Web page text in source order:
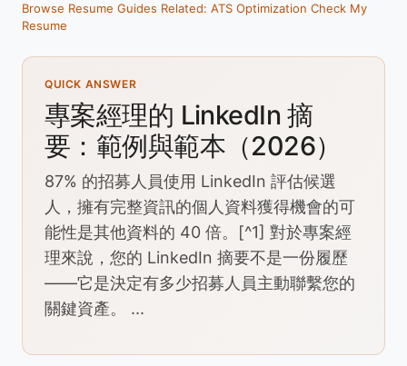
Browse Resume Guides Related: ATS Optimization Check My
Resume
QUICK ANSWER
專案經理的 LinkedIn 摘
要：範例與範本（2026）
87% 的招募人員使用 LinkedIn 評估候選
人，擁有完整資訊的個人資料獲得機會的可
能性是其他資料的 40 倍。[^1] 對於專案經
理來說，您的 LinkedIn 摘要不是一份履歷
——它是決定有多少招募人員主動聯繫您的
關鍵資產。 ...